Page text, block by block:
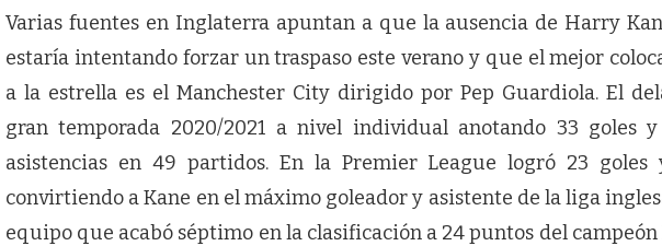
Varias fuentes en Inglaterra apuntan a que la ausencia de Harry
estaría intentando forzar un traspaso este verano y que el mejor
a la estrella es el Manchester City dirigido por Pep Guardiola. El
gran temporada 2020/2021 a nivel individual anotando 33 goles
asistencias en 49 partidos. En la Premier League logró 23 goles
convirtiendo a Kane en el máximo goleador y asistente de la liga
equipo que acabó séptimo en la clasificación a 24 puntos del campeón